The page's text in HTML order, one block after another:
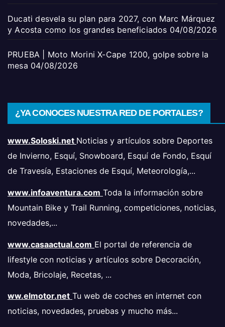
Ducati desvela su plan para 2027, con Marc Márquez
y Acosta como los grandes beneficiados 04/08/2026
PRUEBA | Moto Morini X-Cape 1200, golpe sobre la
mesa 04/08/2026
¿YA CONOCES NUESTRA RED DE PORTALES?
www.Soloski.net Noticias y artículos sobre Deportes
de Invierno, Esquí, Snowboard, Esquí de Fondo, Esquí
de Travesía, Estaciones de Esquí, Meteorología,...
www.infoaventura.com Toda la información sobre
Mountain Bike y Trail Running, competiciones, noticias,
novedades,...
www.casaactual.com El portal de referencia de
lifestyle con noticias y artículos sobre Decoración,
Moda, Bricolaje, Recetas, ...
ww.elmotor.net Tu web de coches en internet con
noticias, novedades, pruebas y mucho más...